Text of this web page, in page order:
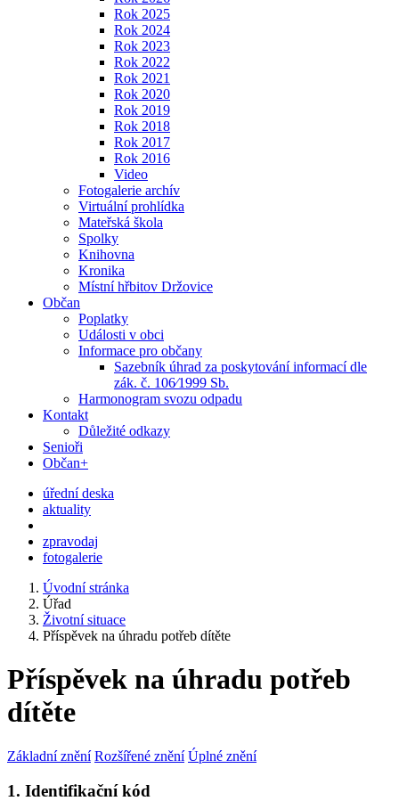
Rok 2025
Rok 2024
Rok 2023
Rok 2022
Rok 2021
Rok 2020
Rok 2019
Rok 2018
Rok 2017
Rok 2016
Video
Fotogalerie archív
Virtuální prohlídka
Mateřská škola
Spolky
Knihovna
Kronika
Místní hřbitov Držovice
Občan
Poplatky
Události v obci
Informace pro občany
Sazebník úhrad za poskytování informací dle
zák. č. 106⁄1999 Sb.
Harmonogram svozu odpadu
Kontakt
Důležité odkazy
Senioři
Občan+
úřední deska
aktuality
zpravodaj
fotogalerie
Úvodní stránka
Úřad
Životní situace
Příspěvek na úhradu potřeb dítěte
Příspěvek na úhradu potřeb
dítěte
Základní znění Rozšířené znění Úplné znění
1. Identifikační kód